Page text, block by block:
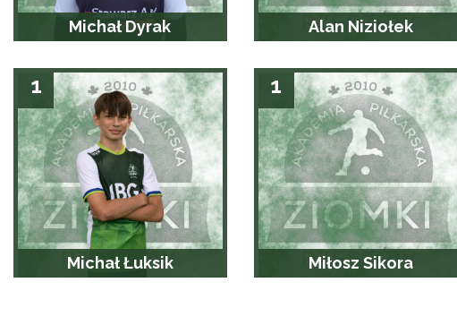
Michał Dyrak Alan Niziołek
1
Michał Łuksik
1
Miłosz Sikora